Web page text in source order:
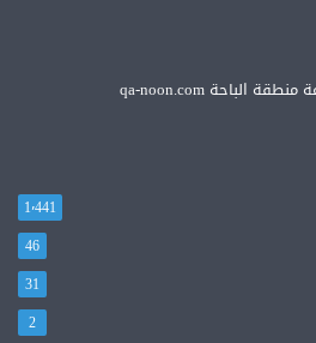
1٬441
46
31
2